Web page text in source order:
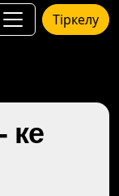
Тіркелу
ке